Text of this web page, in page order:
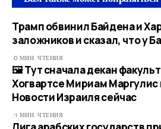
Трамп обвинил Байдена и
заложников и сказал, что у
0 МИН. ЧТЕНИЯ
🖼 Тут сначала декан
Хогвартсе Мириам Маргулис
Новости Израиля сейчас
1 МИН. ЧТЕНИЯ